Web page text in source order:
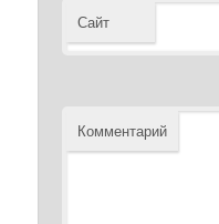
Сайт
Комментарий